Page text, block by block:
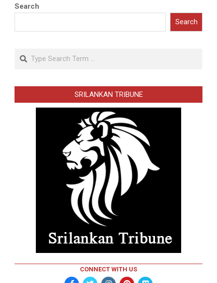
Search
Search
Search
SRILANKAN TRIBUNE
CONNECT WITH US